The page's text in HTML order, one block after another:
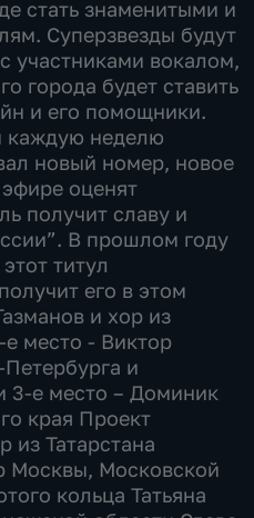
стать знаменитыми и
Суперзвезды будут
участниками вокалом,
города будет ставить
и его помощники.
каждую неделю
новый номер, новое
оценят
получит славу и
В прошлом году
титул
его в этом
и хор из
место - Виктор
и
3-е место – Доминик
края Проект
из Татарстана
Москвы, Московской
кольца Татьяна